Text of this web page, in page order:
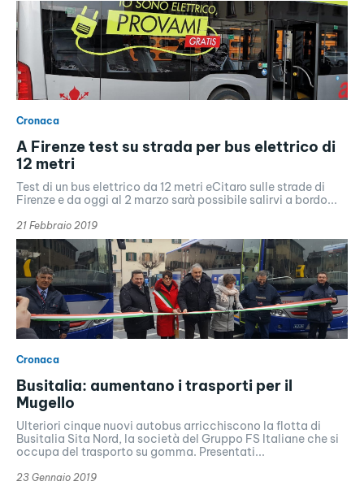
Cronaca
A Firenze test su strada per bus elettrico di
12 metri
Test di un bus elettrico da 12 metri eCitaro sulle strade di
Firenze e da oggi al 2 marzo sarà possibile salirvi a bordo...
21 Febbraio 2019
Cronaca
Busitalia: aumentano i trasporti per il
Mugello
Ulteriori cinque nuovi autobus arricchiscono la flotta di
Busitalia Sita Nord, la società del Gruppo FS Italiane che si
occupa del trasporto su gomma. Presentati...
23 Gennaio 2019